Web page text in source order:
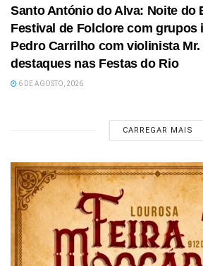
Santo António do Alva: Noite do
Festival de Folclore com grupos
Pedro Carrilho com violinista
destaques nas Festas do Rio
6 DE AGOSTO, 2026
CARREGAR MAIS